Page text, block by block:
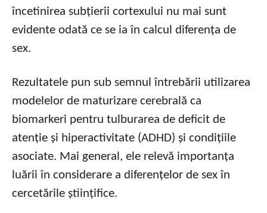
încetinirea subțierii cortexului nu mai sunt
evidente odată ce se ia în calcul diferența de
sex.
Rezultatele pun sub semnul întrebării utilizarea
modelelor de maturizare cerebrală ca
biomarkeri pentru tulburarea de deficit de
atenție și hiperactivitate (ADHD) și condițiile
asociate. Mai general, ele relevă importanța
luării în considerare a diferențelor de sex în
cercetările științifice.